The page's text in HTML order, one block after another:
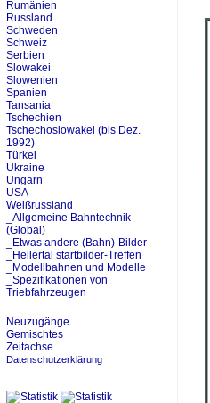
Rumänien
Russland
Schweden
Schweiz
Serbien
Slowakei
Slowenien
Spanien
Tansania
Tschechien
Tschechoslowakei (bis Dez.
1992)
Türkei
Ukraine
Ungarn
USA
Weißrussland
_Allgemeine Bahntechnik
(Global)
_Etwas andere (Bahn)-Bilder
_Hellertal startbilder-Treffen
_Modellbahnen und Modelle
_Spezifikationen von
Triebfahrzeugen
Neuzugänge
Gemischtes
Zeitachse
Datenschutzerklärung